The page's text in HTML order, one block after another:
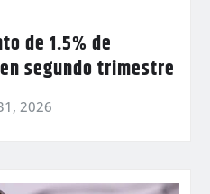
de 1.5% de
segundo trimestre
2026